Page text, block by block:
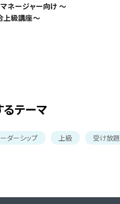
マネージャー向け ～
上級講座～
テーマ
ダーシップ 上級 受け放題